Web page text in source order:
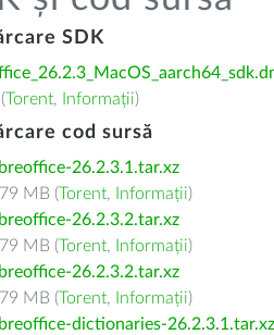
SDK
Torent, Informații)
cod sursă
26.2.3.1.tar.xz
MB (Torent, Informații)
26.2.3.2.tar.xz
MB (Torent, Informații)
26.2.3.2.tar.xz
MB (Torent, Informații)
dictionaries-26.2.3.1.tar.xz